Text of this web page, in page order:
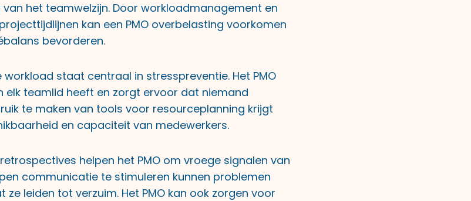
het teamwelzijn. Door workloadmanagement en
kan een PMO overbelasting voorkomen
bevorderen.
staat centraal in stresspreventie. Het PMO
elk teamlid heeft en zorgt ervoor dat niemand
te maken van tools voor resourceplanning krijgt
en capaciteit van medewerkers.
helpen het PMO om vroege signalen van
communicatie te stimuleren kunnen problemen
leiden tot verzuim. Het PMO kan ook zorgen voor